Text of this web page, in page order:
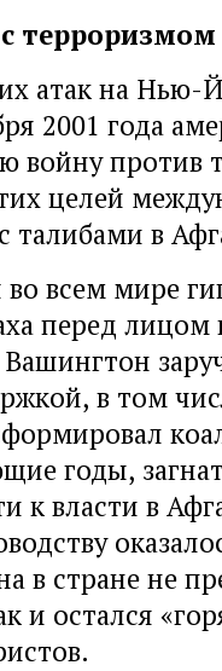
терроризмом
атак на Нью-
2001 года
войну против
целей
в
всем мире
перед лицом
Вашингтон
, в том
годы,
к власти в
в стране не
и остался «